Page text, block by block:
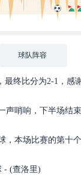
球队阵容
最终比分为2-1，感
声哨响，下半场结
，本场比赛的第十
- (查洛里)